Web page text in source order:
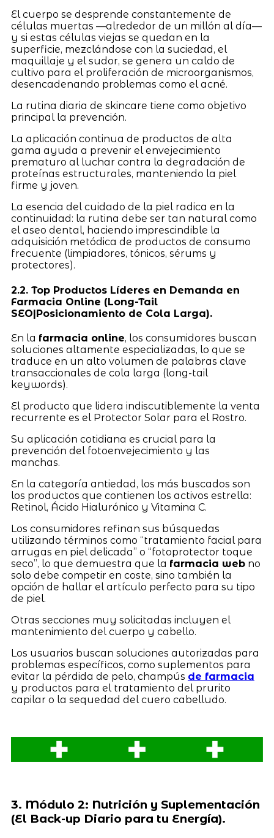
El cuerpo se desprende constantemente de
células muertas —alrededor de un millón al día—
y si estas células viejas se quedan en la
superficie, mezclándose con la suciedad, el
maquillaje y el sudor, se genera un caldo de
cultivo para el proliferación de microorganismos,
desencadenando problemas como el acné.
La rutina diaria de skincare tiene como objetivo
principal la prevención.
La aplicación continua de productos de alta
gama ayuda a prevenir el envejecimiento
prematuro al luchar contra la degradación de
proteínas estructurales, manteniendo la piel
firme y joven.
La esencia del cuidado de la piel radica en la
continuidad: la rutina debe ser tan natural como
el aseo dental, haciendo imprescindible la
adquisición metódica de productos de consumo
frecuente (limpiadores, tónicos, sérums y
protectores).
2.2. Top Productos Líderes en Demanda en
Farmacia Online (Long-Tail
SEO|Posicionamiento de Cola Larga).
En la farmacia online, los consumidores buscan
soluciones altamente especializadas, lo que se
traduce en un alto volumen de palabras clave
transaccionales de cola larga (long-tail
keywords).
El producto que lidera indiscutiblemente la venta
recurrente es el Protector Solar para el Rostro.
Su aplicación cotidiana es crucial para la
prevención del fotoenvejecimiento y las
manchas.
En la categoría antiedad, los más buscados son
los productos que contienen los activos estrella:
Retinol, Ácido Hialurónico y Vitamina C.
Los consumidores refinan sus búsquedas
utilizando términos como “tratamiento facial para
arrugas en piel delicada” o “fotoprotector toque
seco”, lo que demuestra que la farmacia webno
solo debe competir en coste, sino también la
opción de hallar el artículo perfecto para su tipo
de piel.
Otras secciones muy solicitadas incluyen el
mantenimiento del cuerpo y cabello.
Los usuarios buscan soluciones autorizadas para
problemas específicos, como suplementos para
evitar la pérdida de pelo, champús de farmacia
y productos para el tratamiento del prurito
capilar o la sequedad del cuero cabelludo.
3. Módulo 2: Nutrición y Suplementación
(El Back-up Diario para tu Energía).